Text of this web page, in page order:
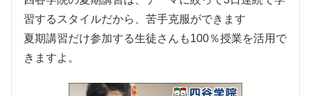
習するスタイルだから、 苦手克服ができます
夏期講習だけ参加する生徒さんも100％授業を活用で
きますよ。